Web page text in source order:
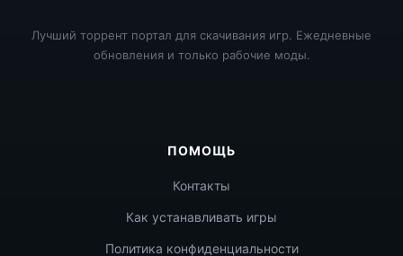
Лучший торрент портал для скачивания игр. Ежедневные
обновления и только рабочие моды.
ПОМОЩЬ
Контакты
Как устанавливать игры
Политика конфиденциальности